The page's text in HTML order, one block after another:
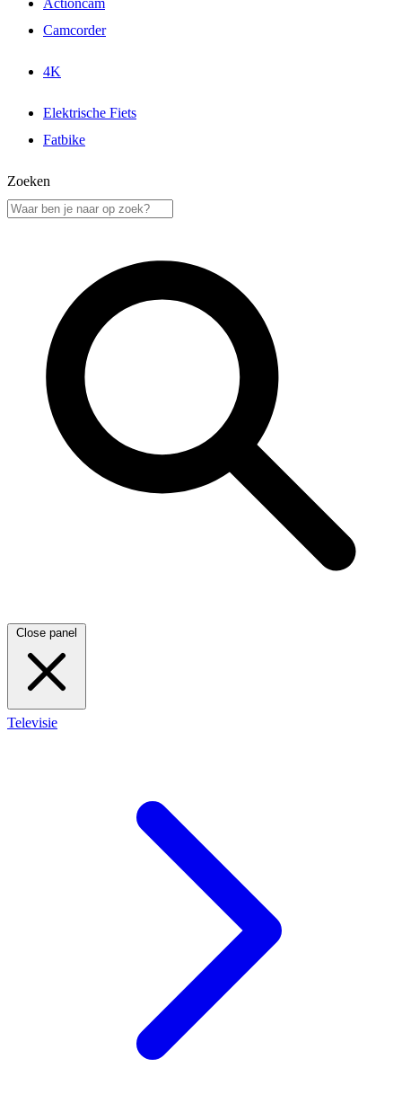
Actioncam
Camcorder
4K
Elektrische Fiets
Fatbike
Zoeken
Close panel
Televisie